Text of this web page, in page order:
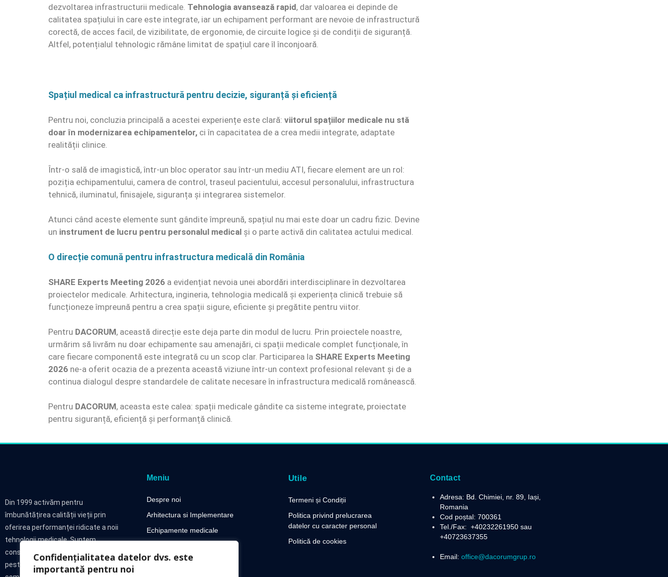
Confidențialitatea datelor dvs. este
importantă pentru noi
dezvoltarea infrastructurii medicale. Tehnologia avansează rapid, dar valoarea ei depinde de
calitatea spațiului în care este integrate, iar un echipament performant are nevoie de infrastructură
corectă, de acces facil, de vizibilitate, de ergonomie, de circuite logice și de condiții de siguranță.
Altfel, potențialul tehnologic rămâne limitat de spațiul care îl înconjoară.
Spațiul medical ca infrastructură pentru decizie, siguranță și eficiență
Pentru noi, concluzia principală a acestei experiențe este clară: viitorul spațiilor medicale nu stă
doar în modernizarea echipamentelor, ci în capacitatea de a crea medii integrate, adaptate
realității clinice.
Într-o sală de imagistică, într-un bloc operator sau într-un mediu ATI, fiecare element are un rol:
poziția echipamentului, camera de control, traseul pacientului, accesul personalului, infrastructura
tehnică, iluminatul, finisajele, siguranța și integrarea sistemelor.
Atunci când aceste elemente sunt gândite împreună, spațiul nu mai este doar un cadru fizic. Devine
un instrument de lucru pentru personalul medical și o parte activă din calitatea actului medical.
O direcție comună pentru infrastructura medicală din România
SHARE Experts Meeting 2026 a evidențiat nevoia unei abordări interdisciplinare în dezvoltarea
proiectelor medicale. Arhitectura, ingineria, tehnologia medicală și experiența clinică trebuie să
funcționeze împreună pentru a crea spații sigure, eficiente și pregătite pentru viitor.
Pentru DACORUM, această direcție este deja parte din modul de lucru. Prin proiectele noastre,
urmărim să livrăm nu doar echipamente sau amenajări, ci spații medicale complet funcționale, în
care fiecare componentă este integrată cu un scop clar. Participarea la SHARE Experts Meeting
2026 ne-a oferit ocazia de a prezenta această viziune într-un context profesional relevant și de a
continua dialogul despre standardele de calitate necesare în infrastructura medicală românească.
Pentru DACORUM, aceasta este calea: spații medicale gândite ca sisteme integrate, proiectate
pentru siguranță, eficiență și performanță clinică.
Din 1999 activăm pentru
îmbunătățirea calității vieții prin
oferirea performanței ridicate a noii
tehnologii medicale. Suntem
consultant calificat cu experiență de
peste 20 de ani în oferirea soluțiilor
Meniu
Despre noi
Arhitectura si Implementare
Echipamente medicale
Portofoliu
Utile
Termeni și Condiții
Politica privind prelucrarea
datelor cu caracter personal
Politică de cookies
Contact
Adresa: Bd. Chimiei, nr. 89, Iași,
Romania
Cod poștal: 700361
Tel./Fax: +40232261950 sau
+40723637355
Email: office@dacorumgrup.ro